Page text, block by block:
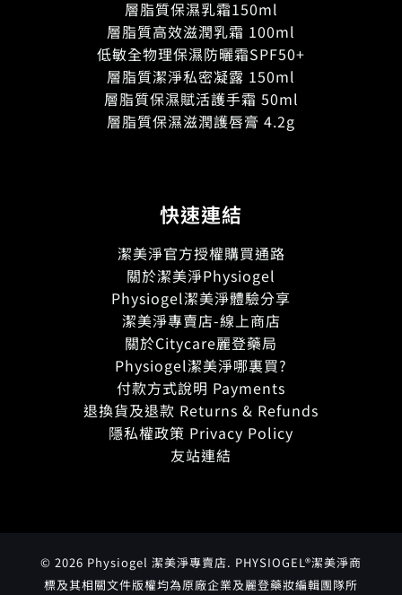
層脂質保濕乳霜150ml
層脂質高效滋潤乳霜 100ml
低敏全物理保濕防曬霜SPF50+
層脂質潔淨私密凝露 150ml
層脂質保濕賦活護手霜 50ml
層脂質保濕滋潤護唇膏 4.2g
快速連結
潔美淨官方授權購買通路
關於潔美淨Physiogel
Physiogel潔美淨體驗分享
潔美淨專賣店-線上商店
關於Citycare麗登藥局
Physiogel潔美淨哪裏買?
付款方式說明 Payments
退換貨及退款 Returns & Refunds
隱私權政策 Privacy Policy
友站連結
© 2026 Physiogel 潔美淨專賣店. PHYSIOGEL®潔美淨商
標及其相關文件版權均為原廠企業及麗登藥妝編輯團隊所